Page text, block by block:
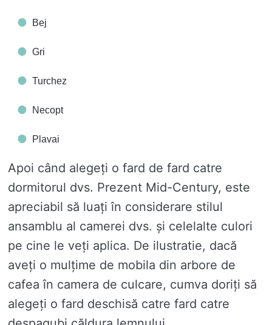
Bej
Gri
Turchez
Necopt
Plavai
Apoi când alegeți o fard de fard catre
dormitorul dvs. Prezent Mid-Century, este
apreciabil să luați în considerare stilul
ansamblu al camerei dvs. și celelalte culori
pe cine le veți aplica. De ilustratie, dacă
aveți o mulțime de mobila din arbore de
cafea în camera de culcare, cumva doriți să
alegeți o fard deschisă catre fard catre